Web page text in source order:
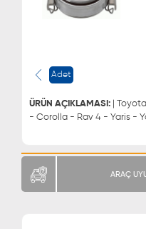
Adet
ÜRÜN AÇIKLAMASI: |
ARAÇ